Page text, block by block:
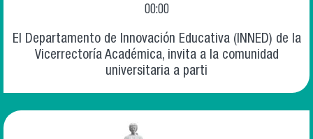
00:00
El Departamento de Innovación Educativa (INNED) de la
Vicerrectoría Académica, invita a la comunidad
universitaria a parti